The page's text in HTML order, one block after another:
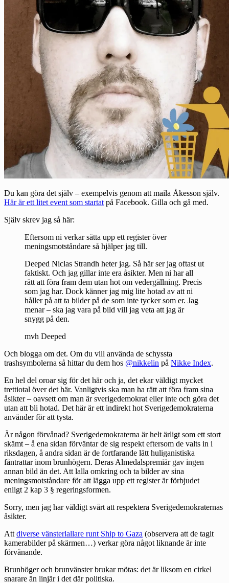
Du kan göra det själv – exempelvis genom att maila Åkesson själv.
Här är ett litet event som startat på Facebook. Gilla och gå med.
Själv skrev jag så här:
Eftersom ni verkar sätta upp ett register över
meningsmotståndare så hjälper jag till.
Deeped Niclas Strandh heter jag. Så här ser jag oftast ut
faktiskt. Och jag gillar inte era åsikter. Men ni har all
rätt att föra fram dem utan hot om vedergällning. Precis
som jag har. Dock känner jag mig lite hotad av att ni
håller på att ta bilder på de som inte tycker som er. Jag
menar – ska jag vara på bild vill jag veta att jag är
snygg på den.
mvh Deeped
Och blogga om det. Om du vill använda de schyssta
trashsymbolerna så hittar du dem hos @nikkelin på Nikke Index.
En hel del oroar sig för det här och ja, det ekar väldigt mycket
trettiotal över det här. Vanligtvis ska man ha rätt att föra fram sina
åsikter – oavsett om man är sverigedemokrat eller inte och göra det
utan att bli hotad. Det här är ett indirekt hot Sverigedemokraterna
använder för att tysta.
Är någon förvånad? Sverigedemokraterna är helt ärligt som ett stort
skämt – å ena sidan förväntar de sig respekt eftersom de valts in i
riksdagen, å andra sidan är de fortfarande lätt huliganistiska
fåntrattar inom brunhögern. Deras Almedalspremiär gav ingen
annan bild än det. Att lalla omkring och ta bilder av sina
meningsmotståndare för att lägga upp ett register är förbjudet
enligt 2 kap 3 § regeringsformen.
Sorry, men jag har väldigt svårt att respektera Sverigedemokraternas
åsikter.
Att diverse vänsterlallare runt Ship to Gaza (observera att de tagit
kamerabilder på skärmen…) verkar göra något liknande är inte
förvånande.
Brunhöger och brunvänster brukar mötas: det är liksom en cirkel
snarare än linjär i det där politiska.